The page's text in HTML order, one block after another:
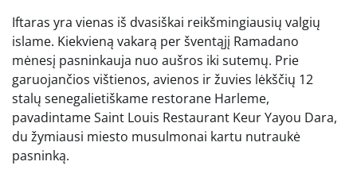
Iftaras yra vienas iš dvasiškai reikšmingiausių valgių
islame. Kiekvieną vakarą per šventąjį Ramadano
mėnesį pasninkauja nuo aušros iki sutemų. Prie
garuojančios vištienos, avienos ir žuvies lėkščių 12
stalų senegalietiškame restorane Harleme,
pavadintame Saint Louis Restaurant Keur Yayou Dara,
du žymiausi miesto musulmonai kartu nutraukė
pasninką.